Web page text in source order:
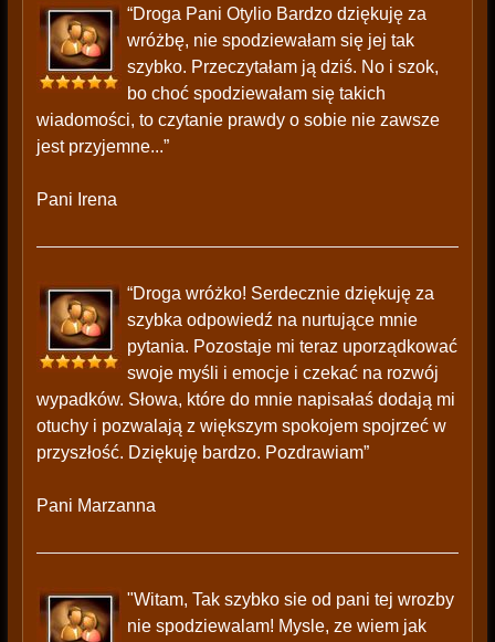
“Droga Pani Otylio Bardzo dziękuję za
wróżbę, nie spodziewałam się jej tak
szybko. Przeczytałam ją dziś. No i szok,
bo choć spodziewałam się takich
wiadomości, to czytanie prawdy o sobie nie zawsze
jest przyjemne...”
Pani Irena
“Droga wróżko! Serdecznie dziękuję za
szybka odpowiedź na nurtujące mnie
pytania. Pozostaje mi teraz uporządkować
swoje myśli i emocje i czekać na rozwój
wypadków. Słowa, które do mnie napisałaś dodają mi
otuchy i pozwalają z większym spokojem spojrzeć w
przyszłość. Dziękuję bardzo. Pozdrawiam”
Pani Marzanna
"Witam, Tak szybko sie od pani tej wrozby
nie spodziewalam! Mysle, ze wiem jak